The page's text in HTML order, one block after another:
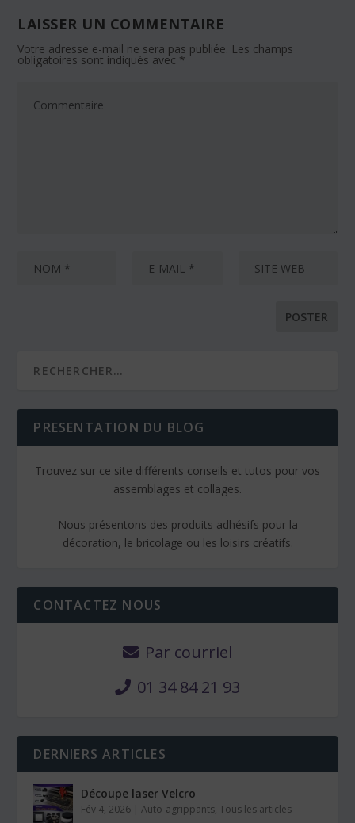
LAISSER UN COMMENTAIRE
Votre adresse e-mail ne sera pas publiée. Les champs
obligatoires sont indiqués avec *
PRESENTATION DU BLOG
Trouvez sur ce site différents conseils et tutos pour vos
assemblages et collages.
Nous présentons des produits adhésifs pour la
décoration, le bricolage ou les loisirs créatifs.
CONTACTEZ NOUS
Par courriel
01 34 84 21 93
DERNIERS ARTICLES
Découpe laser Velcro
Fév 4, 2026 |Auto-agrippants,Tous les articles